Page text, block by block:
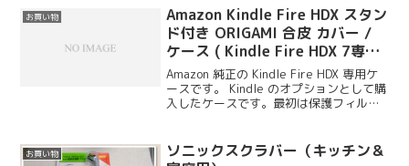
お買い物
Amazon Kindle Fire HDX スタン
ド付き ORIGAMI 合皮 カバー /
ケース ( Kindle Fire HDX 7専用
) ライムイエロー
Amazon 純正の Kindle Fire HDX 専用ケ
ースです。 Kindle のオプションとして購
入したケースです。最初は保護フィルム
きのケースを用意することに...
お買い物
ソニックスクラバー（キッチン＆